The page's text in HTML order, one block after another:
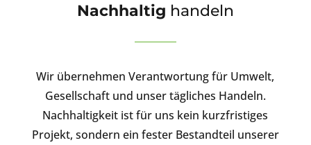
Nachhaltig handeln
Wir übernehmen Verantwortung für Umwelt,
Gesellschaft und unser tägliches Handeln.
Nachhaltigkeit ist für uns kein kurzfristiges
Projekt, sondern ein fester Bestandteil unserer